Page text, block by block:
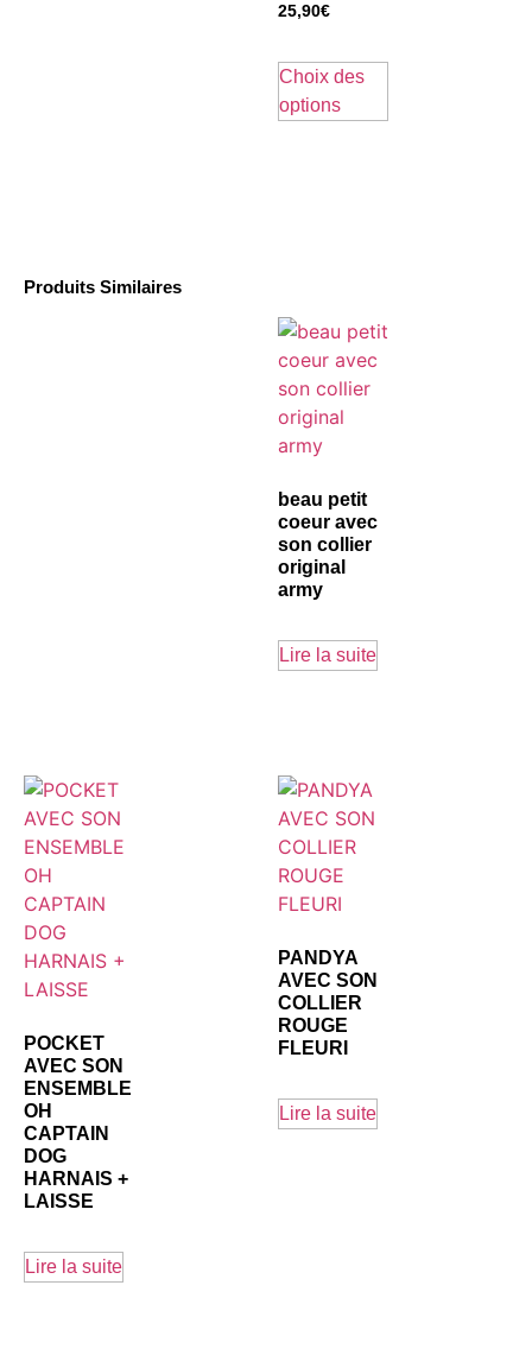
25,90€
Choix des
options
Produits Similaires
beau petit
coeur avec
son collier
original
army
Lire la suite
POCKET
AVEC SON
ENSEMBLE
OH
CAPTAIN
DOG
HARNAIS +
LAISSE
Lire la suite
PANDYA
AVEC SON
COLLIER
ROUGE
FLEURI
Lire la suite